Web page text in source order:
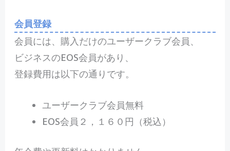
会員登録
会員には、購入だけのユーザークラブ会員、
ビジネスのEOS会員があり、
登録費用は以下の通りです。
ユーザークラブ会員無料
EOS会員２，１６０円（税込）